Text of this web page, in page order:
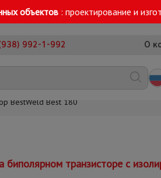
объектов : проектирование и
992-1-992 О
BestWeld Best 180
биполярном транзисторе с